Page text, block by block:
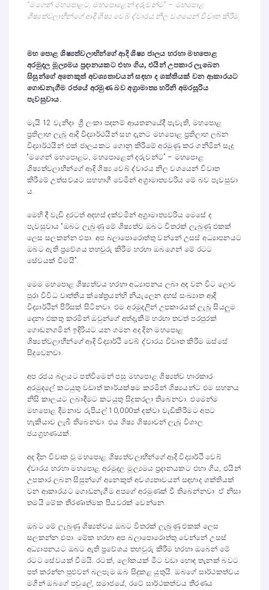
“මගෙන් මහපොළට, මහපොළෙන් දරුවන්ට” – මහපොළ
ශිෂ්‍යත්වලාභීන්ගේ ආදි ශිෂ්‍ය වෙබ් ද්වාරය නිල වශයෙන් විවෘත කිරීම
මහ පොළ ශිෂ්‍යත්වලාභින්ගේ ආදි ශිෂ්‍ය ජාලය හරහා මහපොළ
අරමුදල මූල්‍යමය ප්‍රදානයකට එහා ගිය,එයින් උපකාර ලැබෙන
සිසුන්ගේ අනෙකුත් අවශ්‍යතාවයන් සඳහා ද ශක්තියක් වන ආකාරයට
ගොඩනැගීම රජයේ අරමුණ බව අග්‍රාමාත්‍ය හරිනි අමරසූරිය
පැවසුවාය.
මැයි 12 වැනිදා ශ්‍රී ලංකා පදනම් ආයතනයේදී පැවැති, මහපොළ
ප්‍රතිලාභ ලැබූ ආදි විද්‍යාර්ථයින් සහ දැනට මහපොළ ප්‍රතිලාභ ලබන
විද්‍යාර්ථයින් එක් ජාලයකට ගොනු කිරීමේ අරමුණු කර ගනිමින් සෑදූ
“මගෙන් මහපොළට, මහපොළෙන් දරුවන්ට” – මහපොළ
ශිෂ්‍යත්වලාභීන්ගේ ආදි ශිෂ්‍ය වෙබ් ද්වාරය නිල වශයෙන් විවෘත
කිරීමේ උත්සවයට සහභාගී වෙමින් අග්‍රාමාත්‍යවරිය මේ බව පැවසුවා
ය.
මෙහි දී වැඩි දුරටත් අදහස් දක්වමින් අග්‍රාමාත්‍යවරිය මෙසේ ද
පැවසුවාය “ඔබට ලැබුණු මේ ශිෂ්‍යත්ව ඔබට විතරක් ලැබුණු එකක්
ලෙස සලකන්න එපා. අප බලාපොරොත්තු වන්නේ උසස් අධ්‍යාපනයට
ඔබට ඇති ප්‍රවේශය තහවුරු කිරීම හරහා ඔබගෙන් මේ රටට
සේවයක් වීමයි”.
මෙම මහපොළ ශිෂ්‍යත්වය හරහා අධ්‍යාපනය ලබා අද වන විට ලොව
පුරා විවිධ වෘත්තීය ක්ෂේත්‍රයන්හි නියැලෙන දහස් සංඛ්‍යාත ආදි
විද්‍යාර්ථීන් පිරිසක් සිටිනවා. එම අරමුදලින් උපකාරයක් ලැබූ සියලුම
දෙනා එකතු කරමින් ඔවුන්ගේ අත්දැකීම් හරහා තවත් පරපුරක්
ගොඩනගමින් ඉදිරියට යන ගමන අද දින මහපොළ
ශිෂ්‍යත්වලාභීන්ගේ ආදි ‍විද්‍යාර්ථි වෙබ් ද්වාරය විවෘත කිරීම ඔස්සේ
සිදුවෙනවා.
අප රජය බලයට පත්වීමෙන් පසු මහපොළ ශිෂ්‍යත්ව භාරකාර
අරමුදලේ කටයුතු වඩාත් කාර්යක්ෂම කරමින් ශිෂ්‍යයන්ට එම සහනය
නිසි කාලයට ලබාදීමට කටයුතු සිදුකරලා තිබෙනවා. එමෙන්ම
මහපොළ දීමනාව රුපියල් 10,000ක් දක්වා වැඩිකිරීමට අපට
හැකියාව ලැබී තිබෙනවා. එය ශිෂ්‍ය ශිෂ්‍යාවන් ලැබූ විශාල
ජයග්‍රහණයක්.
අද දින විවෘත වූ මහපොළ ශිෂ්‍යත්වලාභීන්ගේ ආදි ‍විද්‍යාර්ථි වෙබ්
ද්වාරය හරහා මහපොළ අරමුදල මූල්‍යමය ප්‍රදානයකට එහා ගිය, එයින්
උපකාර ලබන සිසුන්ගේ අනෙකුත් අවශ්‍යතාවයන් සඳහාද ශක්තියක්
වන ආකාරයට ගොඩනැගීම අපගේ අරමුණක් වී තිබෙන්නවා. ඒ නිසා
තමයි මේක තීරණාත්මක පියවරක් වෙන්නෙ.
ඔබට මේ ලැබුණු ශිෂ්‍යත්වය ඔබට විතරක් ලැබුණු එකක් ලෙස
සලකන්න එපා. මේක හරහා අප බලාපොරොත්තු වෙන්නේ උසස්
අධ්‍යාපනයට ඔබට ඇති ප්‍රවේශය තහවුරු කිරීම හරහා ඔබෙන් මේ
රටට සේවයක් වීමයි. රටක්, ලෝකයක් මීට වඩා හොඳ තැනක් බවට
පත් කරන්න පුළුවන් බලපෑම ඔබ සිදුකළ යුතුයි. ඔබගේ සාර්ථකත්වය
මගින් ඔබගේ පවුලේ, සමාජයේ, රටේ සාර්ථකත්වය තීරණය